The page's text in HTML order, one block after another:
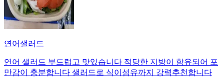
연어샐러드
연어 샐러드 부드럽고 맛있습니다 적당한 지방이 함유되어 포
만감이 충분합니다 샐러드로 식이섬유까지 강력추천합니다